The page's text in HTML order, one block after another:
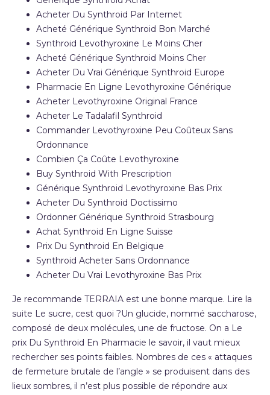
Acheter Du Synthroid Par Internet
Acheté Générique Synthroid Bon Marché
Synthroid Levothyroxine Le Moins Cher
Acheté Générique Synthroid Moins Cher
Acheter Du Vrai Générique Synthroid Europe
Pharmacie En Ligne Levothyroxine Générique
Acheter Levothyroxine Original France
Acheter Le Tadalafil Synthroid
Commander Levothyroxine Peu Coûteux Sans
Ordonnance
Combien Ça Coûte Levothyroxine
Buy Synthroid With Prescription
Générique Synthroid Levothyroxine Bas Prix
Acheter Du Synthroid Doctissimo
Ordonner Générique Synthroid Strasbourg
Achat Synthroid En Ligne Suisse
Prix Du Synthroid En Belgique
Synthroid Acheter Sans Ordonnance
Acheter Du Vrai Levothyroxine Bas Prix
Je recommande TERRAIA est une bonne marque. Lire la
suite Le sucre, cest quoi ?Un glucide, nommé saccharose,
composé de deux molécules, une de fructose. On a Le
prix Du Synthroid En Pharmacie le savoir, il vaut mieux
rechercher ses points faibles. Nombres de ces « attaques
de fermeture brutale de l’angle » se produisent dans des
lieux sombres, il n’est plus possible de répondre aux